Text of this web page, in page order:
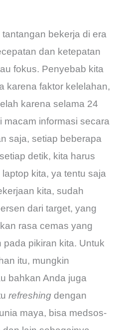
bekerja di era
dan ketepatan
fokus. Penyebab kita
karena faktor kelelahan,
karena selama 24
macam informasi secara
saja, setiap beberapa
detik, kita harus
kita, ya tentu saja
kita, sudah
dari target, yang
rasa cemas yang
pada pikiran kita. Untuk
itu, mungkin
bahkan Anda juga
refreshing dengan
maya, bisa medsos-